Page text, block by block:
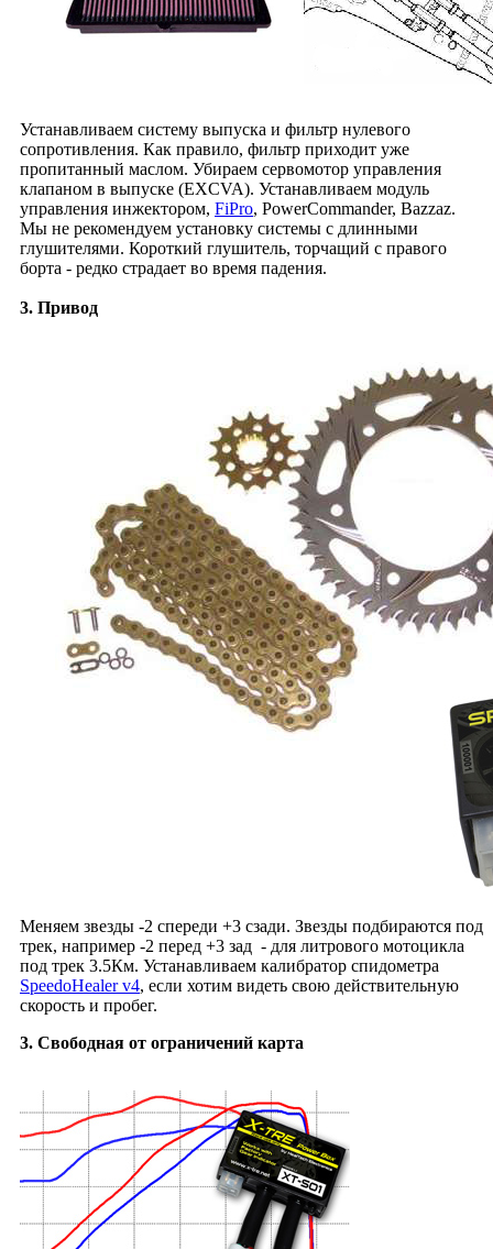
Устанавливаем систему выпуска и фильтр нулевого
сопротивления. Как правило, фильтр приходит уже
пропитанный маслом. Убираем сервомотор управления
клапаном в выпуске (EXCVA). Устанавливаем модуль
управления инжектором, FiPro, PowerCommander, Bazzaz.
Мы не рекомендуем установку системы с длинными
глушителями. Короткий глушитель, торчащий с правого
борта - редко страдает во время падения.
3. Привод
Меняем звезды -2 спереди +3 сзади. Звезды подбираются под
трек, например -2 перед +3 зад - для литрового мотоцикла
под трек 3.5Км. Устанавливаем калибратор спидометра
SpeedoHealer v4, если хотим видеть свою действительную
скорость и пробег.
3. Свободная от ограничений карта